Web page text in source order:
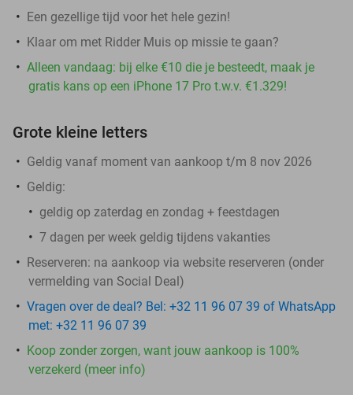
Een gezellige tijd voor het hele gezin!
Klaar om met Ridder Muis op missie te gaan?
Alleen vandaag: bij elke €10 die je besteedt, maak je
gratis kans op een iPhone 17 Pro t.w.v. €1.329!
Grote kleine letters
Geldig vanaf moment van aankoop t/m 8 nov 2026
Geldig:
geldig op zaterdag en zondag + feestdagen
7 dagen per week geldig tijdens vakanties
Reserveren: na aankoop via website reserveren (onder
vermelding van Social Deal)
Vragen over de deal? Bel: +32 11 96 07 39 of WhatsApp
met: +32 11 96 07 39
Koop zonder zorgen, want jouw aankoop is 100%
verzekerd (meer info)